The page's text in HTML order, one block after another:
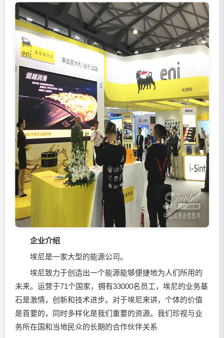
企业介绍
埃尼是一家大型的能源公司。
埃尼致力于创造出一个能源能够便捷地为人们所用的
未来。运营于71个国家，拥有33000名员工，埃尼的业务基
石是激情，创新和技术进步。对于埃尼来讲，个体的价值
是首要的，同时多样化是我们重要的资源。我们珍视与业
务所在国和当地民众的长期的合作伙伴关系